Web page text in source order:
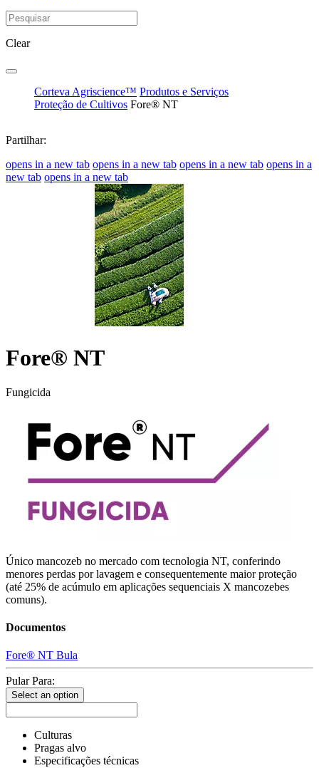
Clear
Corteva Agriscience™ Produtos e Serviços
Proteção de Cultivos Fore® NT
Partilhar:
opens in a new tab opens in a new tab opens in a new tab opens in a
new tab opens in a new tab
Fore® NT
Fungicida
Único mancozeb no mercado com tecnologia NT, conferindo
menores perdas por lavagem e consequentemente maior proteção
(até 25% de acúmulo em aplicações sequenciais X mancozebes
comuns).
Documentos
Fore® NT Bula
Pular Para:
Select an option
Culturas
Pragas alvo
Especificações técnicas